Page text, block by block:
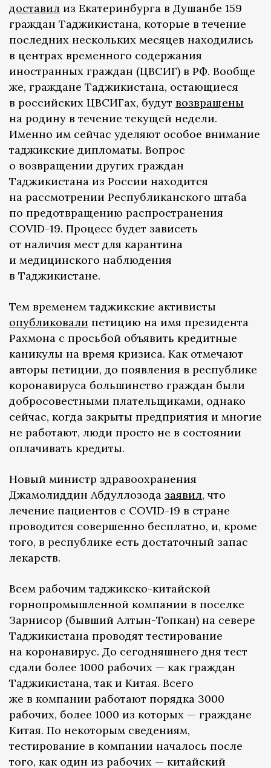
доставил из Екатеринбурга в Душанбе 159
граждан Таджикистана, которые в течение
последних нескольких месяцев находились
в центрах временного содержания
иностранных граждан (ЦВСИГ) в РФ. Вообще
же, граждане Таджикистана, остающиеся
в российских ЦВСИГах, будут возвращены
на родину в течение текущей недели.
Именно им сейчас уделяют особое внимание
таджикские дипломаты. Вопрос
о возвращении других граждан
Таджикистана из России находится
на рассмотрении Республиканского штаба
по предотвращению распространения
COVID-19. Процесс будет зависеть
от наличия мест для карантина
и медицинского наблюдения
в Таджикистане.
Тем временем таджикские активисты
опубликовали петицию на имя президента
Рахмона с просьбой объявить кредитные
каникулы на время кризиса. Как отмечают
авторы петиции, до появления в республике
коронавируса большинство граждан были
добросовестными плательщиками, однако
сейчас, когда закрыты предприятия и многие
не работают, люди просто не в состоянии
оплачивать кредиты.
Новый министр здравоохранения
Джамолиддин Абдуллозода заявил, что
лечение пациентов с COVID-19 в стране
проводится совершенно бесплатно, и, кроме
того, в республике есть достаточный запас
лекарств.
Всем рабочим таджикско-китайской
горнопромышленной компании в поселке
Зарнисор (бывший Алтын-Топкан) на севере
Таджикистана проводят тестирование
на коронавирус. До сегодняшнего дня тест
сдали более 1000 рабочих — как граждан
Таджикистана, так и Китая. Всего
же в компании работают порядка 3000
рабочих, более 1000 из которых — граждане
Китая. По некоторым сведениям,
тестирование в компании началось после
того, как один из рабочих — китайский